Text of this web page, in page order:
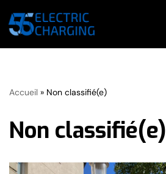
Aller
au
Accueil » Non classifié(e)
Non classifié(e)